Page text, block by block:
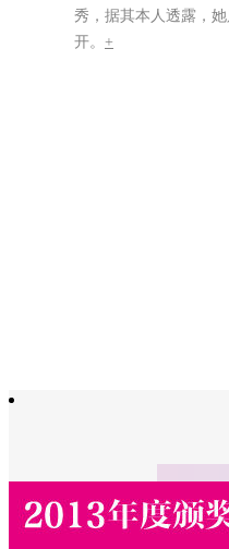
秀，据其本人透露，
开。 +